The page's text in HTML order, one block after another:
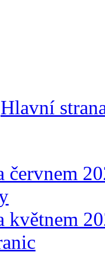
Hlavní
červnem
květnem